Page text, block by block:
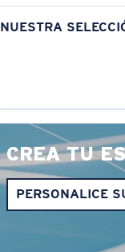
NUESTRA
CREA TU
PERSONALICE